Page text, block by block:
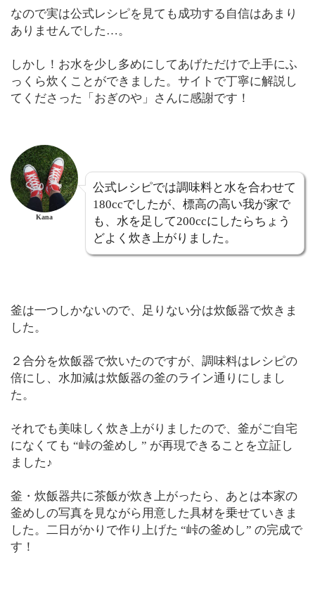
なので実は公式レシピを見ても成功する自信はあまり
ありませんでした…。
しかし！お水を少し多めにしてあげただけで上手にふ
っくら炊くことができました。サイトで丁寧に解説し
てくださった「おぎのや」さんに感謝です！
Kana
公式レシピでは調味料と水を合わせて
180ccでしたが、標高の高い我が家で
も、水を足して200ccにしたらちょう
どよく炊き上がりました。
釜は一つしかないので、足りない分は炊飯器で炊きま
した。
２合分を炊飯器で炊いたのですが、調味料はレシピの
倍にし、水加減は炊飯器の釜のライン通りにしまし
た。
それでも美味しく炊き上がりましたので、釜がご自宅
になくても “峠の釜めし ” が再現できることを立証し
ました♪
釜・炊飯器共に茶飯が炊き上がったら、あとは本家の
釜めしの写真を見ながら用意した具材を乗せていきま
した。二日がかりで作り上げた “峠の釜めし” の完成で
す！